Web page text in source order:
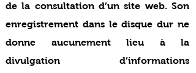
de la consultation d’un site web. Son
enregistrement dans le disque dur ne
donne aucunement lieu à la
divulgation d’informations